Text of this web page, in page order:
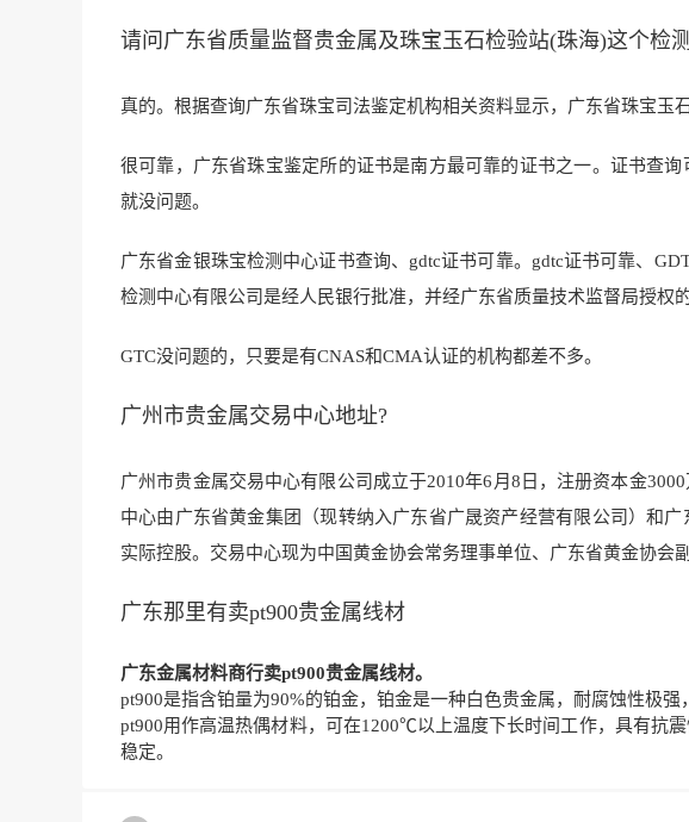
请问广东省质量监督贵金属及珠宝玉石检验站(珠海)这个检
真的。根据查询广东省珠宝司法鉴定机构相关资料显示，广东省珠宝玉
很可靠，广东省珠宝鉴定所的证书是南方最可靠的证书之一。证书查
就没问题。
广东省金银珠宝检测中心证书查询、gdtc证书可靠。gdtc证书可靠、
检测中心有限公司是经人民银行批准，并经广东省质量技术监督局授权
GTC没问题的，只要是有CNAS和CMA认证的机构都差不多。
广州市贵金属交易中心地址?
广州市贵金属交易中心有限公司成立于2010年6月8日，注册资本金
中心由广东省黄金集团（现转纳入广东省广晟资产经营有限公司）和
实际控股。交易中心现为中国黄金协会常务理事单位、广东省黄金协会
广东那里有卖pt900贵金属线材
广东金属材料商行卖pt900贵金属线材。
pt900是指含铂量为90%的铂金，铂金是一种白色贵金属，耐腐蚀性极强
pt900用作高温热偶材料，可在1200℃以上温度下长时间工作，具有抗
稳定。